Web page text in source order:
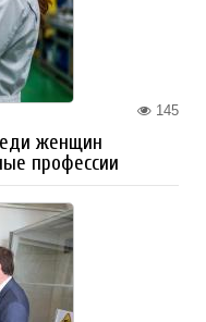
145
женщин
профессии